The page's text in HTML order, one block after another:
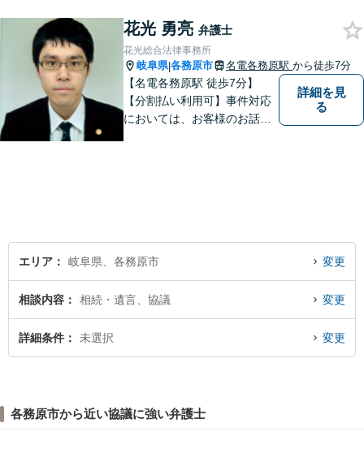
花光 勇亮 弁護士
花光総合法律事務所
岐阜県|各務原市 名電各務原駅 から徒歩7分
【名電各務原駅 徒歩7分】
【分割払い利用可】事件対応
においては、お客様のお話を
詳細を見
る
エリア 岐阜県、各務原市 変更
相談内容 相続・遺言、協議 変更
詳細条件 未選択 変更
各務原市から近い協議に強い弁護士